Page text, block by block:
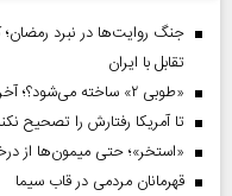
جنگ روایت‌ها در نبرد رمضان؛
تقابل با ایران
«طوبی ۲» ساخته می‌شود؟؛ آخرین خبر از فصل دوم سریال پربیننده تلویزیون
تا آمریکا رفتارش را تصحیح
«استخر»‌‌؛ حتی میمون‌ها از
قهرمانان مردمی در قاب سیما